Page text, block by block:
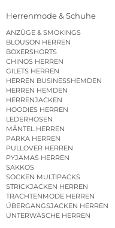
Herrenmode & Schuhe
ANZÜGE & SMOKINGS
BLOUSON HERREN
BOXERSHORTS
CHINOS HERREN
GILETS HERREN
HERREN BUSINESSHEMDEN
HERREN HEMDEN
HERRENJACKEN
HOODIES HERREN
LEDERHOSEN
MÄNTEL HERREN
PARKA HERREN
PULLOVER HERREN
PYJAMAS HERREN
SAKKOS
SOCKEN MULTIPACKS
STRICKJACKEN HERREN
TRACHTENMODE HERREN
ÜBERGANGSJACKEN HERREN
UNTERWÄSCHE HERREN